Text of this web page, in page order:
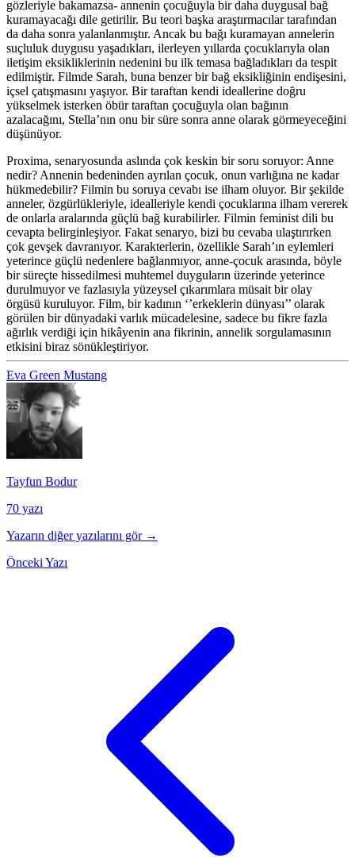
gözleriyle bakamazsa- annenin çocuğuyla bir daha duygusal bağ
kuramayacağı dile getirilir. Bu teori başka araştırmacılar tarafından
da daha sonra yalanlanmıştır. Ancak bu bağı kuramayan annelerin
suçluluk duygusu yaşadıkları, ilerleyen yıllarda çocuklarıyla olan
iletişim eksikliklerinin nedenini bu ilk temasa bağladıkları da tespit
edilmiştir. Filmde Sarah, buna benzer bir bağ eksikliğinin endişesini,
içsel çatışmasını yaşıyor. Bir taraftan kendi ideallerine doğru
yükselmek isterken öbür taraftan çocuğuyla olan bağının
azalacağını, Stella’nın onu bir süre sonra anne olarak görmeyeceğini
düşünüyor.
Proxima, senaryosunda aslında çok keskin bir soru soruyor: Anne
nedir? Annenin bedeninden ayrılan çocuk, onun varlığına ne kadar
hükmedebilir? Filmin bu soruya cevabı ise ilham oluyor. Bir şekilde
anneler, özgürlükleriyle, idealleriyle kendi çocuklarına ilham vererek
de onlarla aralarında güçlü bağ kurabilirler. Filmin feminist dili bu
cevapta belirginleşiyor. Fakat senaryo, bizi bu cevaba ulaştırırken
çok gevşek davranıyor. Karakterlerin, özellikle Sarah’ın eylemleri
yeterince güçlü nedenlere bağlanmıyor, anne-çocuk arasında, böyle
bir süreçte hissedilmesi muhtemel duyguların üzerinde yeterince
durulmuyor ve fazlasıyla yüzeysel çıkarımlara müsait bir olay
örgüsü kuruluyor. Film, bir kadının ‘’erkeklerin dünyası’’ olarak
görülen bir dünyadaki varlık mücadelesine, sadece bu fikre fazla
ağırlık verdiği için hikâyenin ana fikrinin, annelik sorgulamasının
etkisini biraz sönükleştiriyor.
Eva Green Mustang
Tayfun Bodur
70 yazı
Yazarın diğer yazılarını gör →
Önceki Yazı